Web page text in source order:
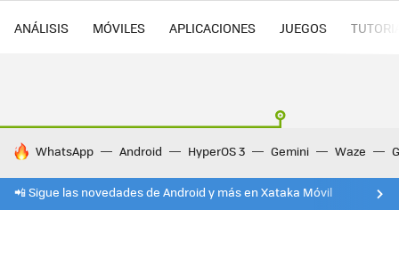
ANÁLISIS MÓVILES APLICACIONES JUEGOS
HOY SE HABLA DE
WhatsApp Android HyperOS 3 Gemini Waze
📲 Sigue las novedades de Android y más en Xataka Móvil